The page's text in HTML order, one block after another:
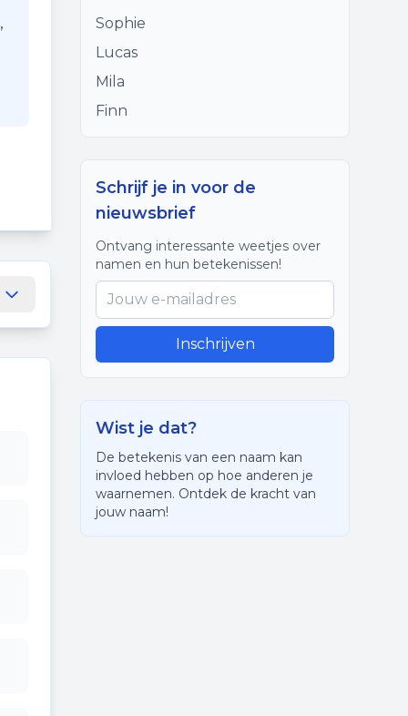
Sophie
Lucas
Mila
Finn
Schrijf je in voor de
nieuwsbrief
Ontvang interessante weetjes over
namen en hun betekenissen!
Inschrijven
Wist je dat?
De betekenis van een naam kan
invloed hebben op hoe anderen je
waarnemen. Ontdek de kracht van
jouw naam!